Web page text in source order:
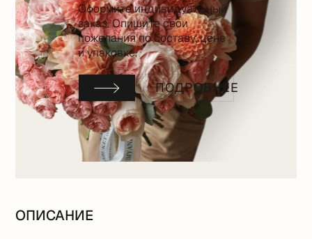
Оформите индивидуальный
заказ. Опишите свои
пожелания по составу, цене
и упаковке.
ПОДРОБНЕЕ
ОПИСАНИЕ